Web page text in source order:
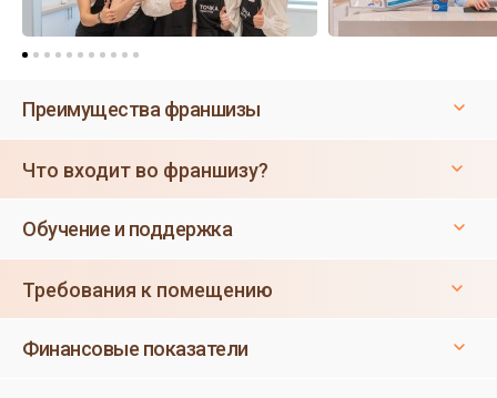
Преимущества франшизы
Что входит во франшизу?
Обучение и поддержка
Требования к помещению
Финансовые показатели